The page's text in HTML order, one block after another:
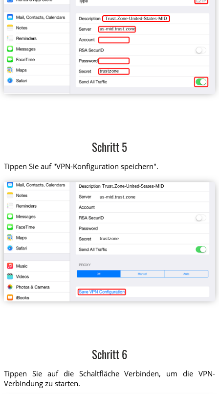
Trust.Zone-United-States-MID
us-mid.trust.zone
trustzone
Schritt 5
Tippen Sie auf "VPN-Konfiguration speichern".
Trust.Zone-United-States-MID
us-mid.trust.zone
trustzone
Schritt 6
Tippen Sie auf die Schaltfläche Verbinden, um die VPN-
Verbindung zu starten.